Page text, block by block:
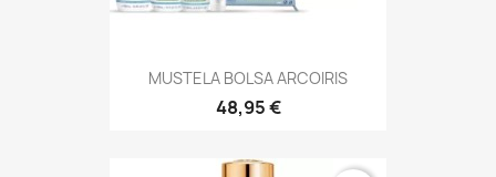
MUSTELA BOLSA ARCOIRIS
48,95 €